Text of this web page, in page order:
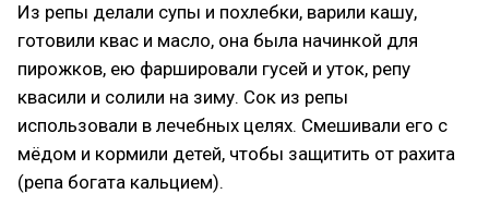
Из репы делали супы и похлебки, варили кашу,
готовили квас и масло, она была начинкой для
пирожков, ею фаршировали гусей и уток, репу
квасили и солили на зиму. Сок из репы
использовали в лечебных целях. Смешивали его с
мёдом и кормили детей, чтобы защитить от рахита
(репа богата кальцием).